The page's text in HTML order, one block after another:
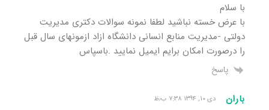
با سلام
با عرض خسته نباشید لطفا نمونه سوالات دکتری مدیریت
دولتی -مدیریت منابع انسانی دانشگاه ازاد ازمونهای سال قبل
را درصورت امکان برایم ایمیل نمایید .باسپاس
پاسخ
باران دی ۱۰, ۱۳۹۴ ۷:۳۸ ب٫ظ